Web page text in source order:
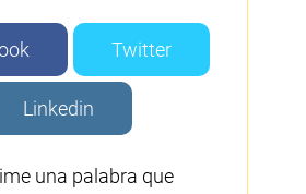
Twitter
Linkedin
una palabra que